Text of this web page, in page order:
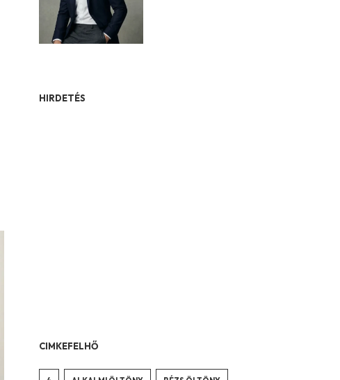
HIRDETÉS
CIMKEFELHŐ